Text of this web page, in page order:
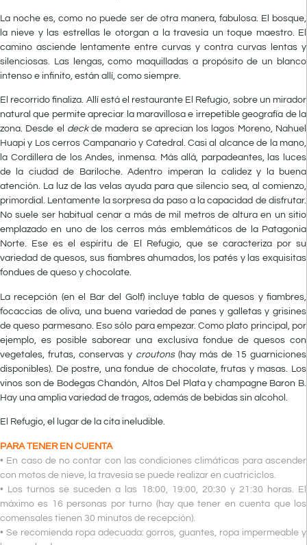
La noche es, como no puede ser de otra manera, fabulosa. El bosque,
la nieve y las estrellas le otorgan a la travesía un toque maestro. El
camino asciende lentamente entre curvas y contra curvas lentas y
silenciosas. Las lengas, como maquilladas a propósito de un blanco
intenso e infinito, están allí, como siempre.
El recorrido finaliza. Allí está el restaurante El Refugio, sobre un mirador
natural que permite apreciar la maravillosa e irrepetible geografía de la
zona. Desde el deckde madera se aprecian los lagos Moreno, Nahuel
Huapi y Los cerros Campanario y Catedral. Casi al alcance de la mano,
la Cordillera de los Andes, inmensa. Más allá, parpadeantes, las luces
de la ciudad de Bariloche. Adentro imperan la calidez y la buena
atención. La luz de las velas ayuda para que silencio sea, al comienzo,
primordial. Lentamente la sorpresa da paso a la capacidad de disfrutar.
No suele ser habitual cenar a más de mil metros de altura en un sitio
emplazado en uno de los cerros más emblemáticos de la Patagonia
Norte. Ese es el espíritu de El Refugio, que se caracteriza por su
variedad de quesos, sus fiambres ahumados, los patés y las exquisitas
fondues de queso y chocolate.
La recepción (en el Bar del Golf) incluye tabla de quesos y fiambres,
focaccias de oliva, una buena variedad de panes y galletas y grisines
de queso parmesano. Eso sólo para empezar. Como plato principal, por
ejemplo, es posible saborear una exclusiva fondue de quesos con
vegetales, frutas, conservas y croutons(hay más de 15 guarniciones
disponibles). De postre, una fondue de chocolate, frutas y masas. Los
vinos son de Bodegas Chandón, Altos Del Plata y champagne Baron B.
Hay una amplia variedad de tragos, además de bebidas sin alcohol.
El Refugio, el lugar de la cita ineludible.
PARA TENER EN CUENTA
• En caso de no contar con las condiciones climáticas para ascender
con motos de nieve, la travesía se puede realizar en cuatriciclos.
• Los turnos se suceden a las 18:00, 19:00, 20:30 y 21:30 horas. El
máximo es 16 personas por turno (hay que tener en cuenta que los
comensales tienen 30 minutos de recepción).
• Se recomienda ropa adecuada: gorros, guantes, ropa impermeable y